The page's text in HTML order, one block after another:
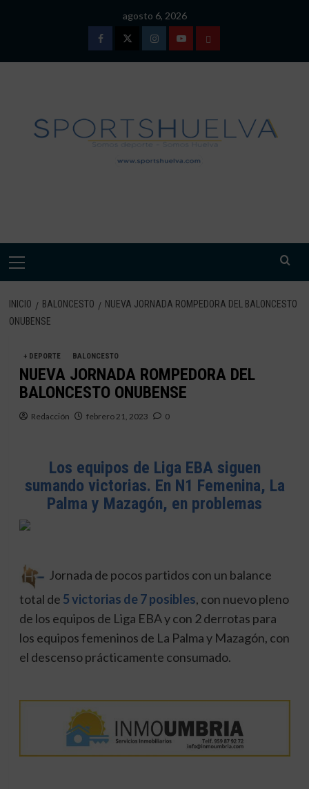
agosto 6, 2026
FacebookTwitterInstagramYoutubeTÉRMINOS
DE
USO
Menú
INICIO BALONCESTO
NUEVA JORNADA ROMPEDORA DEL BALONCESTO
ONUBENSE
+ DEPORTE BALONCESTO
NUEVA JORNADA ROMPEDORA DEL
BALONCESTO ONUBENSE
Redacción febrero 21, 2023 0
Los equipos de Liga EBA siguen
sumando victorias. En N1 Femenina, La
Palma y Mazagón, en problemas
Jornada de pocos partidos con un balance
total de 5 victorias de 7 posibles, con nuevo pleno
de los equipos de Liga EBA y con 2 derrotas para
los equipos femeninos de La Palma y Mazagón, con
el descenso prácticamente consumado.